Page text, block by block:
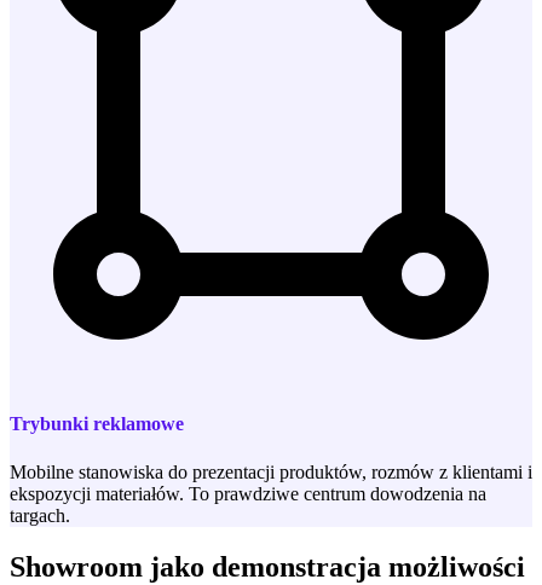
Trybunki reklamowe
Mobilne stanowiska do prezentacji produktów, rozmów z klientami i
ekspozycji materiałów. To prawdziwe centrum dowodzenia na
targach.
Showroom jako demonstracja możliwości